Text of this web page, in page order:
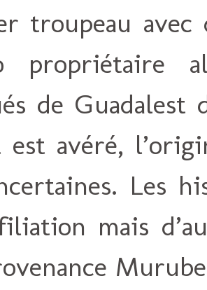
troupeau avec
propriétaire
de Guadalest
avéré,
Les
mais